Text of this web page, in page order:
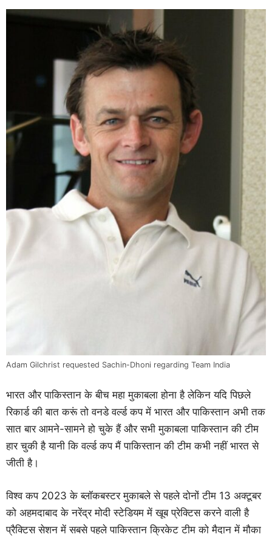
Adam Gilchrist requested Sachin-Dhoni regarding Team India
भारत और पाकिस्तान के बीच महा मुकाबला होना है लेकिन यदि पिछले
रिकार्ड की बात करूं तो वनडे वर्ल्ड कप में भारत और पाकिस्तान अभी तक
सात बार आमने-सामने हो चुके हैं और सभी मुकाबला पाकिस्तान की टीम
हार चुकी है यानी कि वर्ल्ड कप मैं पाकिस्तान की टीम कभी नहीं भारत से
जीती है।
विश्व कप 2023 के ब्लॉकबस्टर मुकाबले से पहले दोनों टीम 13 अक्टूबर
को अहमदाबाद के नरेंद्र मोदी स्टेडियम में खूब प्रेक्टिस करने वाली है
प्रैक्टिस सेशन में सबसे पहले पाकिस्तान क्रिकेट टीम को मैदान में मौका